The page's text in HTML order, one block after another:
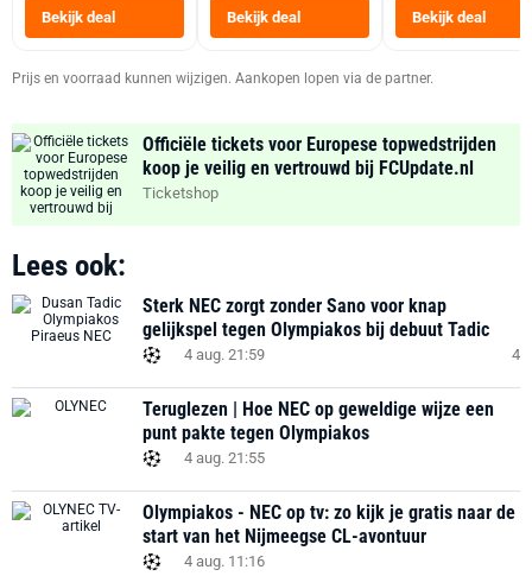
Bekijk deal Bekijk deal
Heteluchtfriteuse
Zwart
Bekijk deal
Prijs en voorraad kunnen wijzigen. Aankopen lopen via de partner.
Officiële tickets voor Europese topwedstrijden
koop je veilig en vertrouwd bij FCUpdate.nl
Ticketshop
Lees ook:
Sterk NEC zorgt zonder Sano voor knap
gelijkspel tegen Olympiakos bij debuut Tadic
4 aug. 21:59 4
Teruglezen | Hoe NEC op geweldige wijze een
punt pakte tegen Olympiakos
4 aug. 21:55
Olympiakos - NEC op tv: zo kijk je gratis naar de
start van het Nijmeegse CL-avontuur
4 aug. 11:16